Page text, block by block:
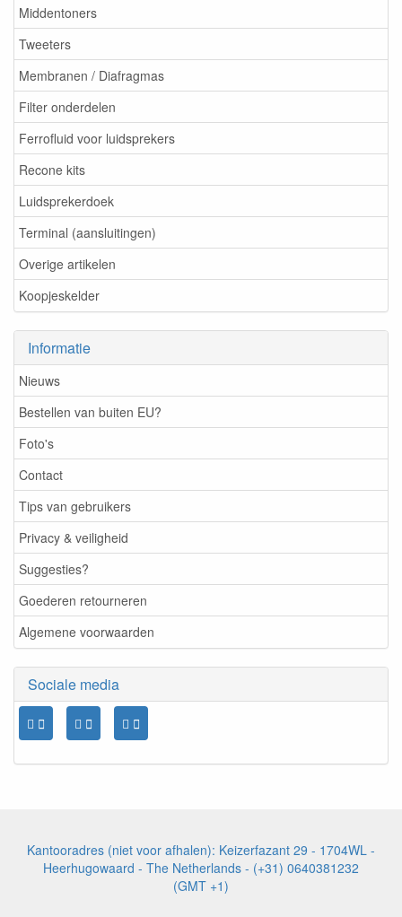
Middentoners
Tweeters
Membranen / Diafragmas
Filter onderdelen
Ferrofluid voor luidsprekers
Recone kits
Luidsprekerdoek
Terminal (aansluitingen)
Overige artikelen
Koopjeskelder
Informatie
Nieuws
Bestellen van buiten EU?
Foto's
Contact
Tips van gebruikers
Privacy & veiligheid
Suggesties?
Goederen retourneren
Algemene voorwaarden
Sociale media
Kantooradres (niet voor afhalen): Keizerfazant 29 - 1704WL -
Heerhugowaard - The Netherlands - (+31) 0640381232
(GMT +1)